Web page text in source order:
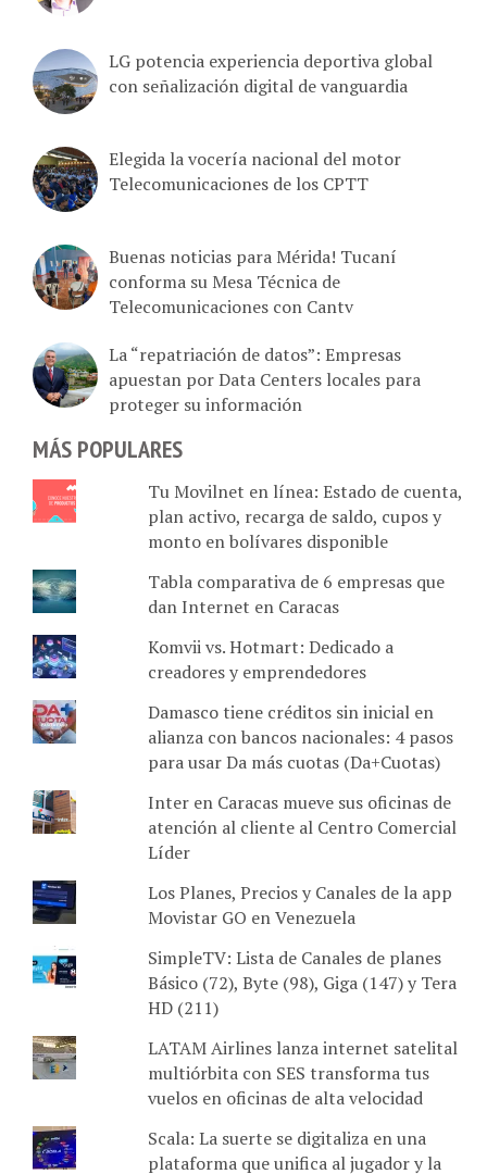
con señalización digital de vanguardia
Telecomunicaciones de los CPTT
conforma su Mesa Técnica de
Telecomunicaciones con Cantv
apuestan por Data Centers locales para
proteger su información
MÁS POPULARES
Tu Movilnet en línea: Estado de cuenta,
plan activo, recarga de saldo, cupos y
monto en bolívares disponible
Tabla comparativa de 6 empresas que
dan Internet en Caracas
Komvii vs. Hotmart: Dedicado a
creadores y emprendedores
Damasco tiene créditos sin inicial en
alianza con bancos nacionales: 4 pasos
para usar Da más cuotas (Da+Cuotas)
Inter en Caracas mueve sus oficinas de
atención al cliente al Centro Comercial
Líder
Los Planes, Precios y Canales de la app
Movistar GO en Venezuela
SimpleTV: Lista de Canales de planes
Básico (72), Byte (98), Giga (147) y Tera
HD (211)
LATAM Airlines lanza internet satelital
multiórbita con SES transforma tus
vuelos en oficinas de alta velocidad
Scala: La suerte se digitaliza en una
plataforma que unifica al jugador y la
agencia